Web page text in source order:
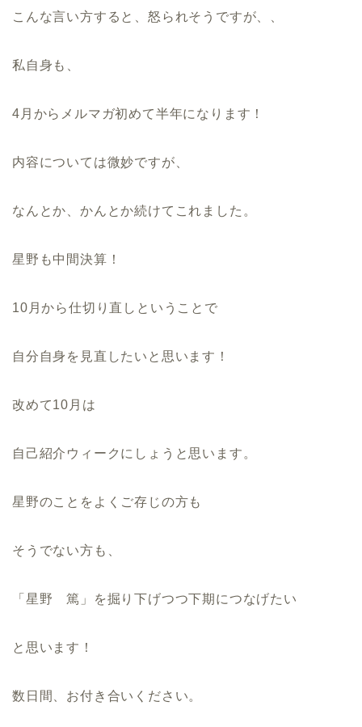
こんな言い方すると、怒られそうですが、、
私自身も、
4月からメルマガ初めて半年になります！
内容については微妙ですが、
なんとか、かんとか続けてこれました。
星野も中間決算！
10月から仕切り直しということで
自分自身を見直したいと思います！
改めて10月は
自己紹介ウィークにしょうと思います。
星野のことをよくご存じの方も
そうでない方も、
「星野 篤」を掘り下げつつ下期につなげたい
と思います！
数日間、お付き合いください。